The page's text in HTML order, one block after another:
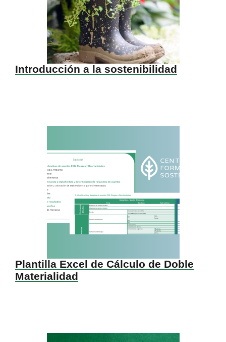
Introducción a la sostenibilidad
Plantilla Excel de Cálculo de Doble
Materialidad